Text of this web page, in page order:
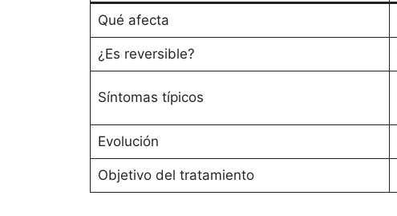
Qué afecta
¿Es reversible?
Síntomas típicos
Evolución
Objetivo del tratamiento